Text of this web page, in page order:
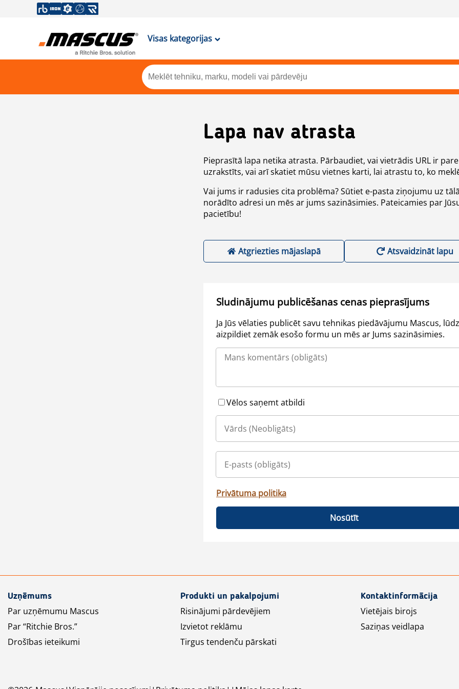
Visas kategorijas
Lapa nav atrasta
Pieprasītā lapa netika atrasta. Pārbaudiet, vai vietrādis URL ir
uzrakstīts, vai arī skatiet mūsu vietnes karti, lai atrastu to, ko
Vai jums ir radusies cita problēma? Sūtiet e-pasta ziņojumu uz
norādīto adresi un mēs ar jums sazināsimies. Pateicamies par
pacietību!
Atgriezties mājaslapā Atsvaidzināt lapu
Sludinājumu publicēšanas cenas pieprasījums
Ja Jūs vēlaties publicēt savu tehnikas piedāvājumu Mascus,
aizpildiet zemāk esošo formu un mēs ar Jums sazināsimies.
Vēlos saņemt atbildi
Privātuma politika
Nosūtīt
Uzņēmums
Par uzņēmumu Mascus
Par “Ritchie Bros.”
Drošības ieteikumi
Produkti un pakalpojumi
Risinājumi pārdevējiem
Izvietot reklāmu
Tirgus tendenču pārskati
Kontaktinformācija
Vietējais birojs
Saziņas veidlapa